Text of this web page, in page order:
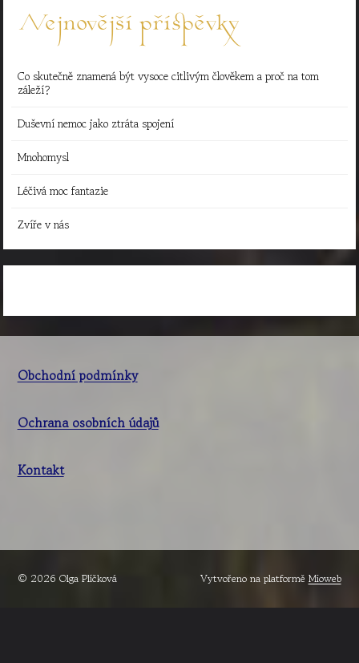
Nejnovější příspěvky
Co skutečně znamená být vysoce citlivým člověkem a proč na tom
záleží?
Duševní nemoc jako ztráta spojení
Mnohomysl
Léčivá moc fantazie
Zvíře v nás
Obchodní podmínky
Ochrana osobních údajů
Kontakt
© 2026 Olga Plíčková Vytvořeno na platformě Mioweb